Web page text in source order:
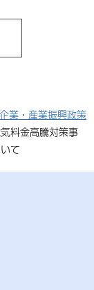
業・産業振興政策
料金高騰対策事
て